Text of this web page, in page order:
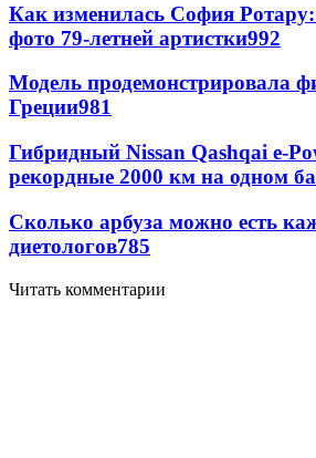
Как изменилась София Ротару:
фото 79-летней артистки992
Модель продемонстрировала
Греции981
Гибридный Nissan Qashqai e-
рекордные 2000 км на одном
Сколько арбуза можно есть
диетологов785
Читать комментарии